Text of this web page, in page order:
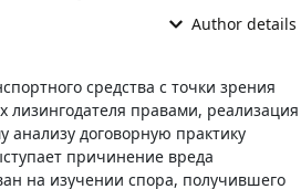
Author details
средства с точки зрения
лизингодателя правами, реализация
анализу договорную практику
причинение вреда
на изучении спора, получившего